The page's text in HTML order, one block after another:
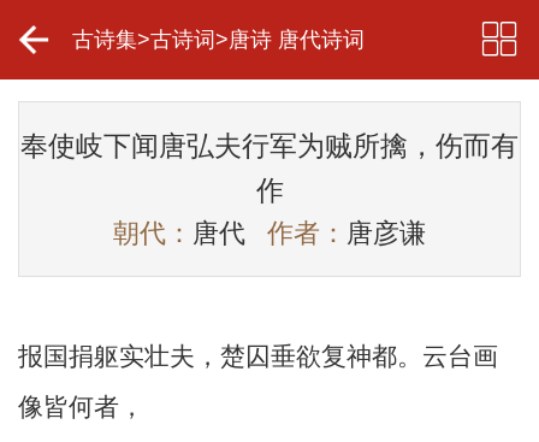
古诗集>古诗词 >唐诗 唐代诗词
奉使岐下闻唐弘夫行军为贼所擒，伤而有
作
朝代： 唐代 作者： 唐彦谦
报国捐躯实壮夫，楚囚垂欲复神都。云台画
像皆何者，